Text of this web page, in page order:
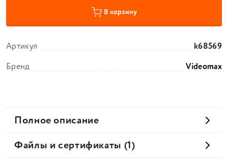
В корзину
Артикул
k68569
Бренд
Videomax
Полное описание
Файлы и сертификаты (1)